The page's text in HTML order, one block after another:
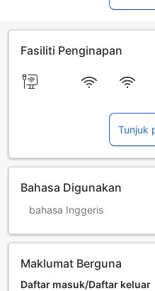
Fasiliti Penginapan
Tunjuk
Bahasa Digunakan
bahasa Inggeris
Maklumat Berguna
Daftar masuk/Daftar keluar